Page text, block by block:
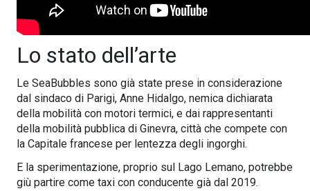
Lo stato dell’arte
Le SeaBubbles sono già state prese in considerazione
dal sindaco di Parigi, Anne Hidalgo, nemica dichiarata
della mobilità con motori termici, e dai rappresentanti
della mobilità pubblica di Ginevra, città che compete con
la Capitale francese per lentezza degli ingorghi.
E la sperimentazione, proprio sul Lago Lemano, potrebbe
giù partire come taxi con conducente già dal 2019.